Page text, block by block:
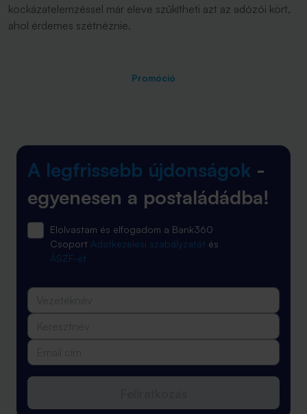
kockázatelemzéssel már eleve szűkítheti azt az adózói kört,
ahol érdemes szétnéznie.
Promóció
A legfrissebb újdonságok -
egyenesen a postaládádba!
Elolvastam és elfogadom a Bank360
Csoport Adatkezelési szabályzatát és
ÁSZF-ét